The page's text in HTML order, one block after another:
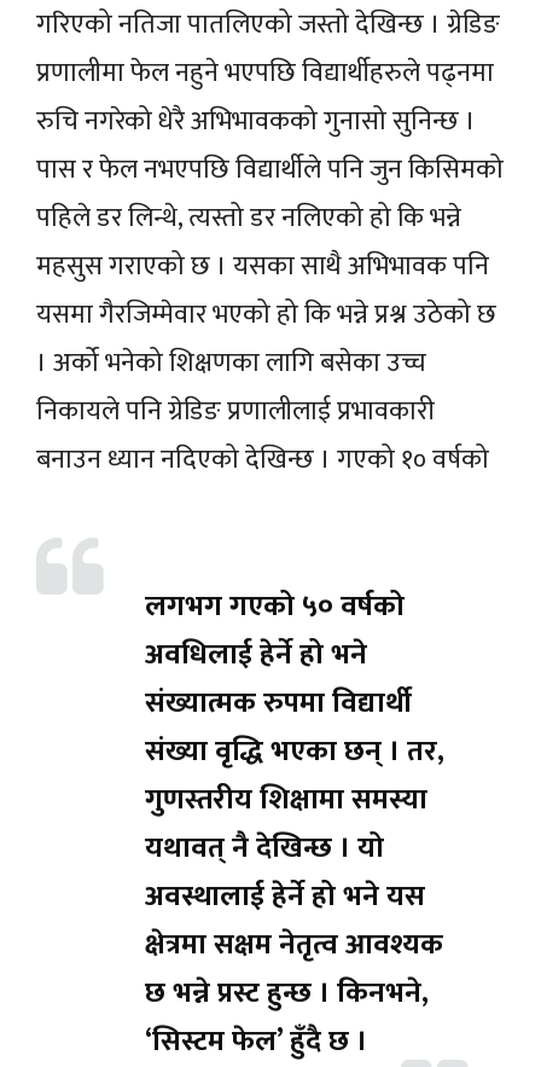
गरिएको नतिजा पातलिएको जस्तो देखिन्छ । ग्रेडिङ
प्रणालीमा फेल नहुने भएपछि विद्यार्थीहरुले पढ्नमा
रुचि नगरेको धेरै अभिभावकको गुनासो सुनिन्छ ।
पास र फेल नभएपछि विद्यार्थीले पनि जुन किसिमको
पहिले डर लिन्थे, त्यस्तो डर नलिएको हो कि भन्ने
महसुस गराएको छ । यसका साथै अभिभावक पनि
यसमा गैरजिम्मेवार भएको हो कि भन्ने प्रश्न उठेको छ
। अर्को भनेको शिक्षणका लागि बसेका उच्च
निकायले पनि ग्रेडिङ प्रणालीलाई प्रभावकारी
बनाउन ध्यान नदिएको देखिन्छ ।
लगभग गएको ५० वर्षको
अवधिलाई हेर्ने हो भने
संख्यात्मक रुपमा विद्यार्थी
संख्या वृद्धि भएका छन् । तर,
गुणस्तरीय शिक्षामा समस्या
यथावत् नै देखिन्छ । यो
अवस्थालाई हेर्ने हो भने यस
क्षेत्रमा सक्षम नेतृत्व आवश्यक
छ भन्ने प्रस्ट हुन्छ । किनभने,
‘सिस्टम फेल’ हुँदै छ ।
गएको १० वर्षको